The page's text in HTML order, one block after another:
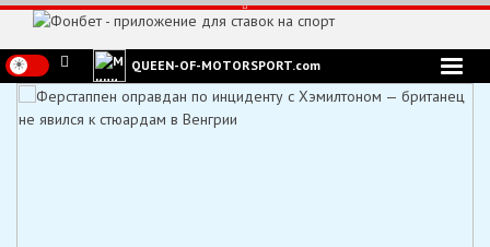
Перейти
содержимому
QUEEN-OF-MOTORSPORT.com